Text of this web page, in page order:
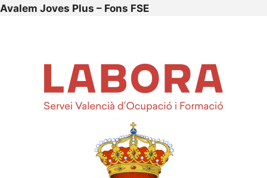
Avalem Joves Plus – Fons FSE